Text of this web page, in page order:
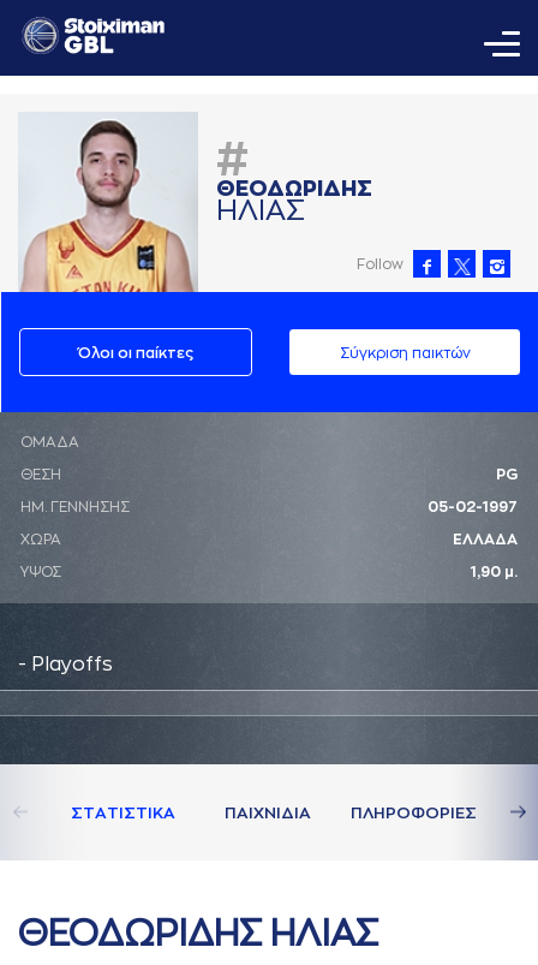
#
ΘΕΟΔΩΡΙΔΗΣ
ΗΛΙAΣ
Follow
Όλοι οι παίκτες Σύγκριση παικτών
ΟΜΑΔΑ
ΘΕΣΗ PG
ΗΜ. ΓΕΝΝΗΣΗΣ 05-02-1997
ΧΩΡΑ ΕΛΛΑΔΑ
ΥΨΟΣ 1,90 μ.
- Playoffs
ΣΤAΤΙΣΤΙΚA ΠAΙΧΝΙΔΙA ΠΛΗΡΟΦΟΡΙΕΣ
ΘΕΟΔΩΡΙΔΗΣ ΗΛΙAΣ